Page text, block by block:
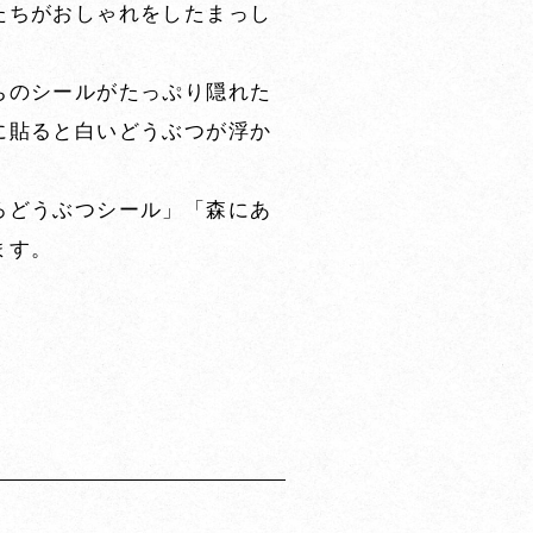
がおしゃれをしたまっし
シールがたっぷり隠れた
ると白いどうぶつが浮か
うぶつシール」「森にあ
。